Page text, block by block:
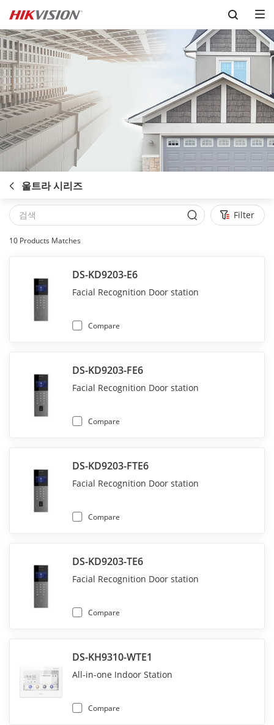
Skip to content
울트라 시리즈
Filter
10 Products Matches
DS-KD9203-E6
Facial Recognition Door station
Compare
DS-KD9203-FE6
Facial Recognition Door station
Compare
DS-KD9203-FTE6
Facial Recognition Door station
Compare
DS-KD9203-TE6
Facial Recognition Door station
Compare
DS-KH9310-WTE1
All-in-one Indoor Station
Compare